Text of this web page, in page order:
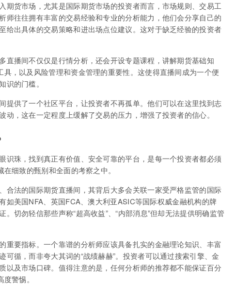
期货市场，尤其是国际期货市场的投资者而言，市场规则、交易工
师往往拥有丰富的交易经验和专业的分析能力，他们会分享自己的
给出具体的交易策略和进出场点位建议。这对于缺乏经验的投资者
直播间不仅仅是行情分析，还会开设专题课程，讲解期货基础知
，以及风险管理和资金管理的重要性。这使得直播间成为一个便
的门槛。
提供了一个社区平台，让投资者不再孤单。他们可以在这里找到志
，这在一定程度上缓解了交易的压力，增强了投资者的信心。
识珠，找到真正有价值、安全可靠的平台，是每一个投资者都必须
细致的甄别和全面的考察之中。
合法的国际期货直播间，其背后大多会关联一家受严格监管的国际
如美国NFA、英国FCA、澳大利亚ASIC等国际权威金融机构的牌
切勿轻信那些声称“超高收益”、“内部消息”但却无法提供明确监管
重要指标。一个靠谱的分析师应该具备扎实的金融理论知识、丰富
循，而非夸大其词的“战绩赫赫”。投资者可以通过搜索引擎、金
以及市场口碑。值得注意的是，任何分析师的推荐都不能保证百分
警惕。